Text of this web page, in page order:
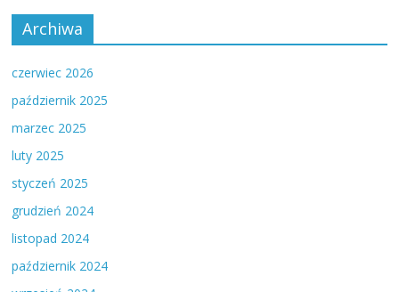
Archiwa
czerwiec 2026
październik 2025
marzec 2025
luty 2025
styczeń 2025
grudzień 2024
listopad 2024
październik 2024